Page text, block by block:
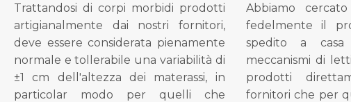
Trattandosi di corpi morbidi prodotti
artigianalmente dai nostri fornitori,
deve essere considerata pienamente
normale e tollerabile una variabilità di
±1 cm dell'altezza dei materassi, in
particolar modo per quelli che
Abbiamo
fedelmente il
spedito a
meccanismi di
prodotti
fornitori che per